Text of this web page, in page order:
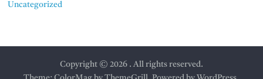
Uncategorized
Copyright © 2026 . All rights reserved.